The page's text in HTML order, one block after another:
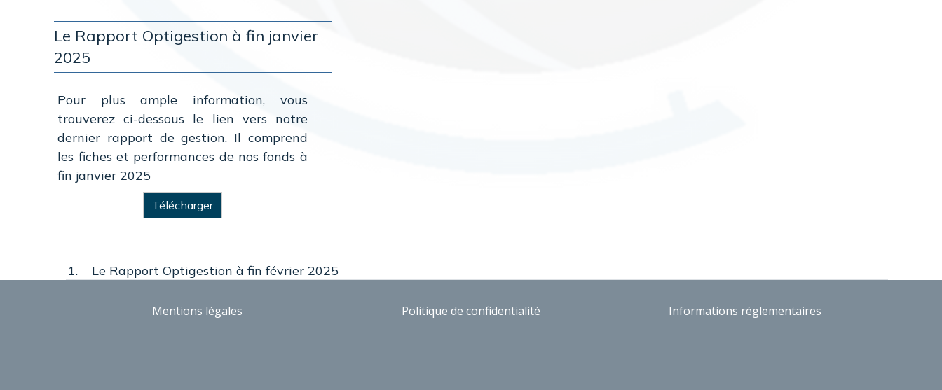
Le Rapport Optigestion à fin janvier
2025
Pour plus ample information, vous
trouverez ci-dessous le lien vers notre
dernier rapport de gestion. Il comprend
les fiches et performances de nos fonds à
fin janvier 2025
Télécharger
Le Rapport Optigestion à fin février 2025
Mentions légales Politique de confidentialité Informations réglementaires